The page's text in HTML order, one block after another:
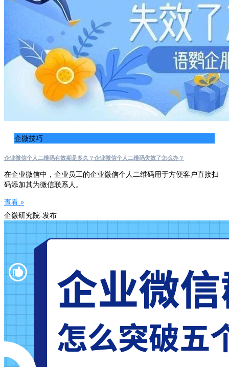
企微技巧
企业微信个人二维码有效期是多久？企业微信个人二维码失效了怎么办？
在企业微信中，企业员工的企业微信个人二维码用于方便客户直接扫
码添加其为微信联系人。
查看 »
企微研究院-发布